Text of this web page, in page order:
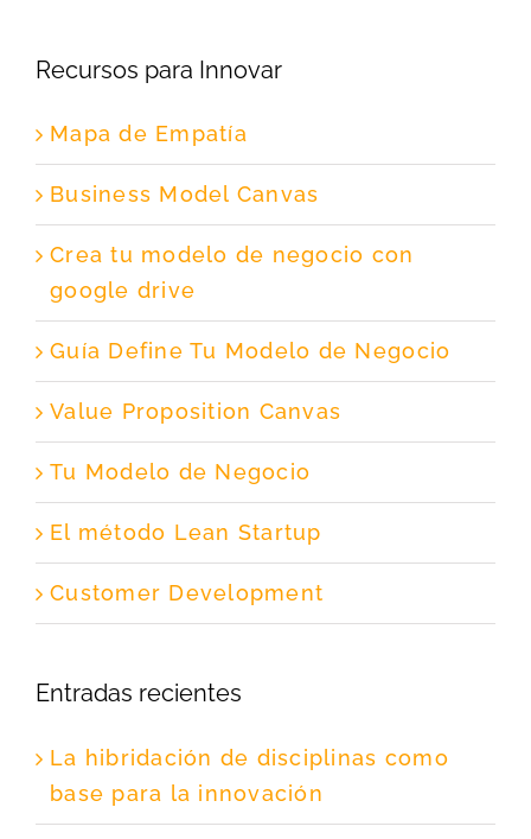
Recursos para Innovar
Mapa de Empatía
Business Model Canvas
Crea tu modelo de negocio con
google drive
Guía Define Tu Modelo de Negocio
Value Proposition Canvas
Tu Modelo de Negocio
El método Lean Startup
Customer Development
Entradas recientes
La hibridación de disciplinas como
base para la innovación